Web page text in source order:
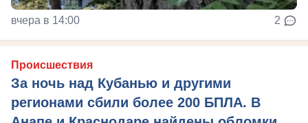
вчера в 14:00 2
Происшествия
За ночь над Кубанью и другими
регионами сбили более 200 БПЛА. В